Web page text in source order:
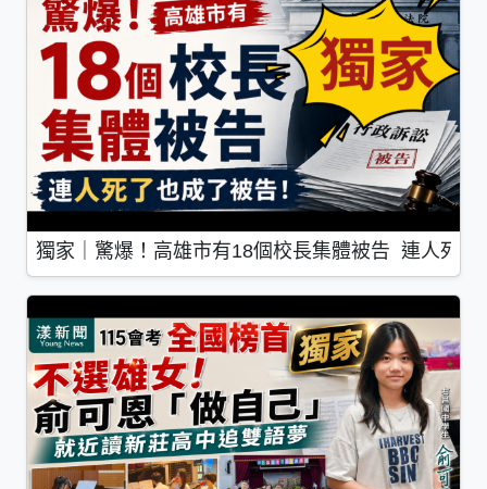
獨家｜驚爆！高雄市有18個校長集體被告 連人死了